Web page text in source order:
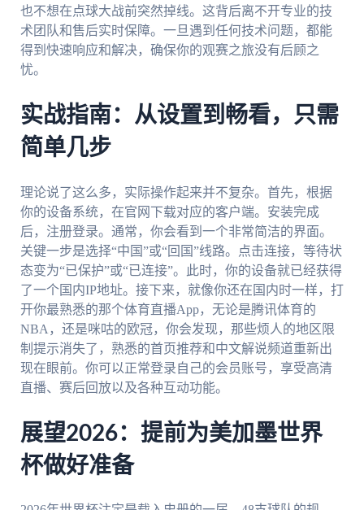
也不想在点球大战前突然掉线。这背后离不开专业的技
术团队和售后实时保障。一旦遇到任何技术问题，都能
得到快速响应和解决，确保你的观赛之旅没有后顾之
忧。
实战指南：从设置到畅看，只需
简单几步
理论说了这么多，实际操作起来并不复杂。首先，根据
你的设备系统，在官网下载对应的客户端。安装完成
后，注册登录。通常，你会看到一个非常简洁的界面。
关键一步是选择“中国”或“回国”线路。点击连接，等待状
态变为“已保护”或“已连接”。此时，你的设备就已经获得
了一个国内IP地址。接下来，就像你还在国内时一样，打
开你最熟悉的那个体育直播App，无论是腾讯体育的
NBA，还是咪咕的欧冠，你会发现，那些烦人的地区限
制提示消失了，熟悉的首页推荐和中文解说频道重新出
现在眼前。你可以正常登录自己的会员账号，享受高清
直播、赛后回放以及各种互动功能。
展望2026：提前为美加墨世界
杯做好准备